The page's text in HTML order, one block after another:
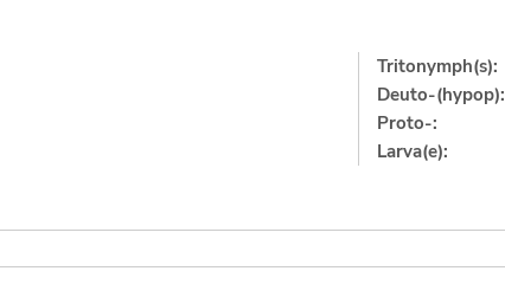
Tritonymph(s):
Deuto-(hypop):
Proto-:
Larva(e):